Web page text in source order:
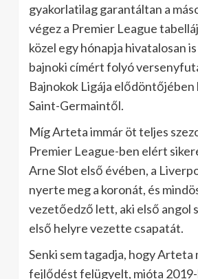
gyakorlatilag garantáltan a
végez a Premier League
közel egy hónapja hivatalosan
bajnoki címért folyó
Bajnokok Ligája elődöntőjében
Saint-Germaintől.
Míg Arteta immár öt teljes
Premier League-ben elért
Arne Slot első évében, a
nyerte meg a koronát, és
vezetőedző lett, aki első angol
első helyre vezette csapatát.
Senki sem tagadja, hogy Arteta
fejlődést felügyelt, mióta